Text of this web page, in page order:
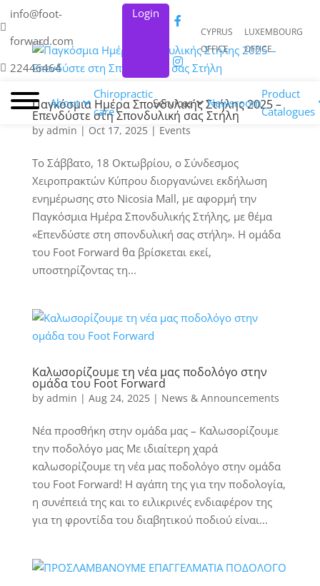
info@foot-
forward.com
22446464
Login
CYPRUS
OFFICE
LUXEMBOURG
OFFICE
About
Chiropractic
care
Services Newsroom
Product
Catalogues
Παγκόσμια Ημέρα Σπονδυλικής Στήλης 2025 –
Επενδύστε στη Σπονδυλική σας Στήλη
by admin | Oct 17, 2025| Events
Το Σάββατο, 18 Οκτωβρίου, ο Σύνδεσμος
Χειροπρακτών Κύπρου διοργανώνει εκδήλωση
ενημέρωσης στο Nicosia Mall, με αφορμή την
Παγκόσμια Ημέρα Σπονδυλικής Στήλης, με θέμα
«Επενδύστε στη σπονδυλική σας στήλη». Η ομάδα
του Foot Forward θα βρίσκεται εκεί,
υποστηρίζοντας τη...
Καλωσορίζουμε τη νέα μας ποδολόγο στην
ομάδα του Foot Forward
by admin | Aug 24, 2025| News & Announcements
Νέα προσθήκη στην ομάδα μας – Καλωσορίζουμε
την ποδολόγο μας Με ιδιαίτερη χαρά
καλωσορίζουμε τη νέα μας ποδολόγο στην ομάδα
του Foot Forward! Η αγάπη της για την ποδολογία,
η συνέπειά της και το ειλικρινές ενδιαφέρον της
για τη φροντίδα του διαβητικού ποδιού είναι...